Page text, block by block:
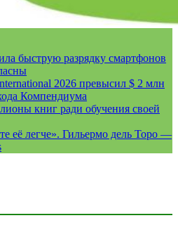
быструю разрядку смартфонов
2026 превысил $ 2 млн
Компендиума
книг ради обучения своей
её легче». Гильермо дель Торо —